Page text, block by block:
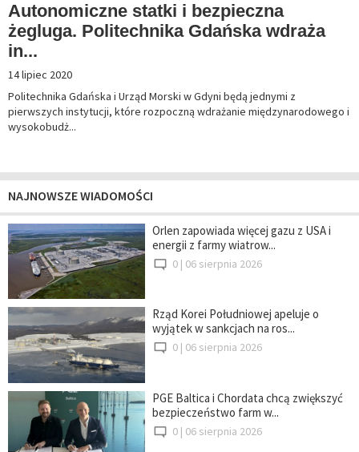
Autonomiczne statki i bezpieczna
żegluga. Politechnika Gdańska wdraża
in...
14 lipiec 2020
Politechnika Gdańska i Urząd Morski w Gdyni będą jednymi z
pierwszych instytucji, które rozpoczną wdrażanie międzynarodowego i
wysokobudż...
NAJNOWSZE WIADOMOŚCI
Orlen zapowiada więcej gazu z USA i
energii z farmy wiatrow...
0 | 06 sierpnia 2026
Rząd Korei Południowej apeluje o
wyjątek w sankcjach na ros...
0 | 06 sierpnia 2026
PGE Baltica i Chordata chcą zwiększyć
bezpieczeństwo farm w...
0 | 06 sierpnia 2026